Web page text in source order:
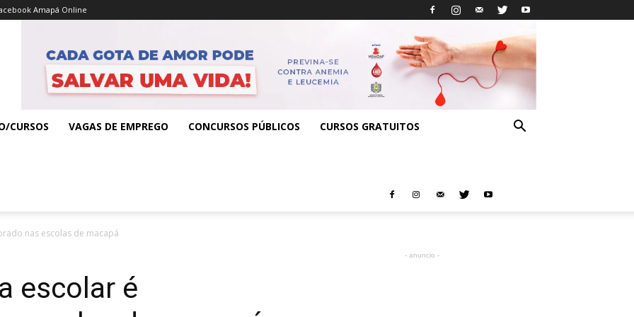
Amapá Online
CURSOS VAGAS DE EMPREGO CONCURSOS PÚBLICOS CURSOS GRATUITOS
nas escolas de macapá
escolar é
- anuncio -